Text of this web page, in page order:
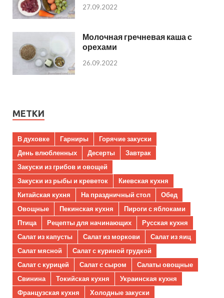
27.09.2022
Молочная гречневая каша с
орехами
26.09.2022
МЕТКИ
В духовке Гарниры
Горячие закуски
День влюбленных
Десерты
Завтрак
Закуски из грибов и овощей
Закуски из рыбы и креветок
Киевская кухня
Китайская кухня
На праздничный стол
Обед
Овощные
Пекинская кухня
Пироги с яблоками
Птица
Рецепты для начинающих
Русская кухня
Салат из капусты
Салат из моркови
Салат из яиц
Салат мясной
Салат с куриной грудкой
Салат с курицей
Салат с сыром
Салаты овощные
Свинина
Токийская кухня
Украинская кухня
Французская кухня
Холодные закуски